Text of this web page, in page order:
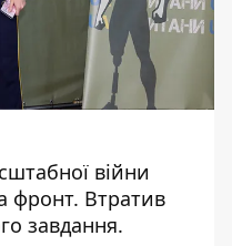
війни
фронт. Втратив
завдання.